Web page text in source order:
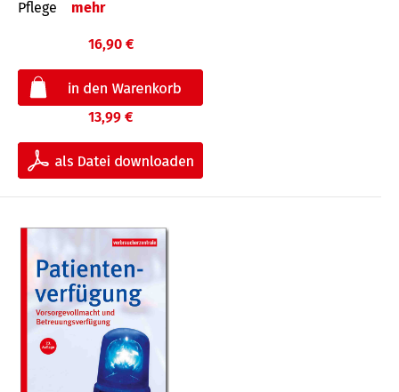
Pflege
mehr
16,90 €
13,99 €